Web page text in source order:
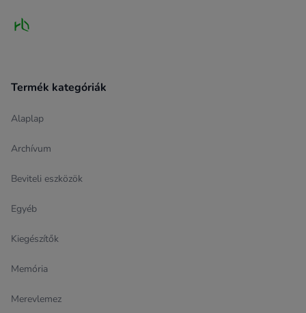
Termék kategóriák
Alaplap
Archívum
Beviteli eszközök
Egyéb
Kiegészítők
Memória
Merevlemez